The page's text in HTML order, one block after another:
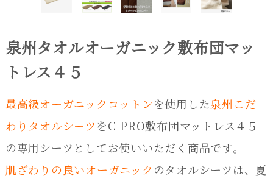
泉州タオルオーガニック敷布団マッ
トレス４５
最高級オーガニックコットンを使用した泉州こだ
わりタオルシーツをC-PRO敷布団マットレス４５
の専用シーツとしてお使いいただく商品です。
肌ざわりの良いオーガニック のタオルシーツは、夏